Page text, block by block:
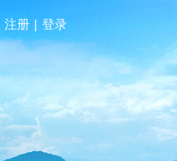
注册 | 登录